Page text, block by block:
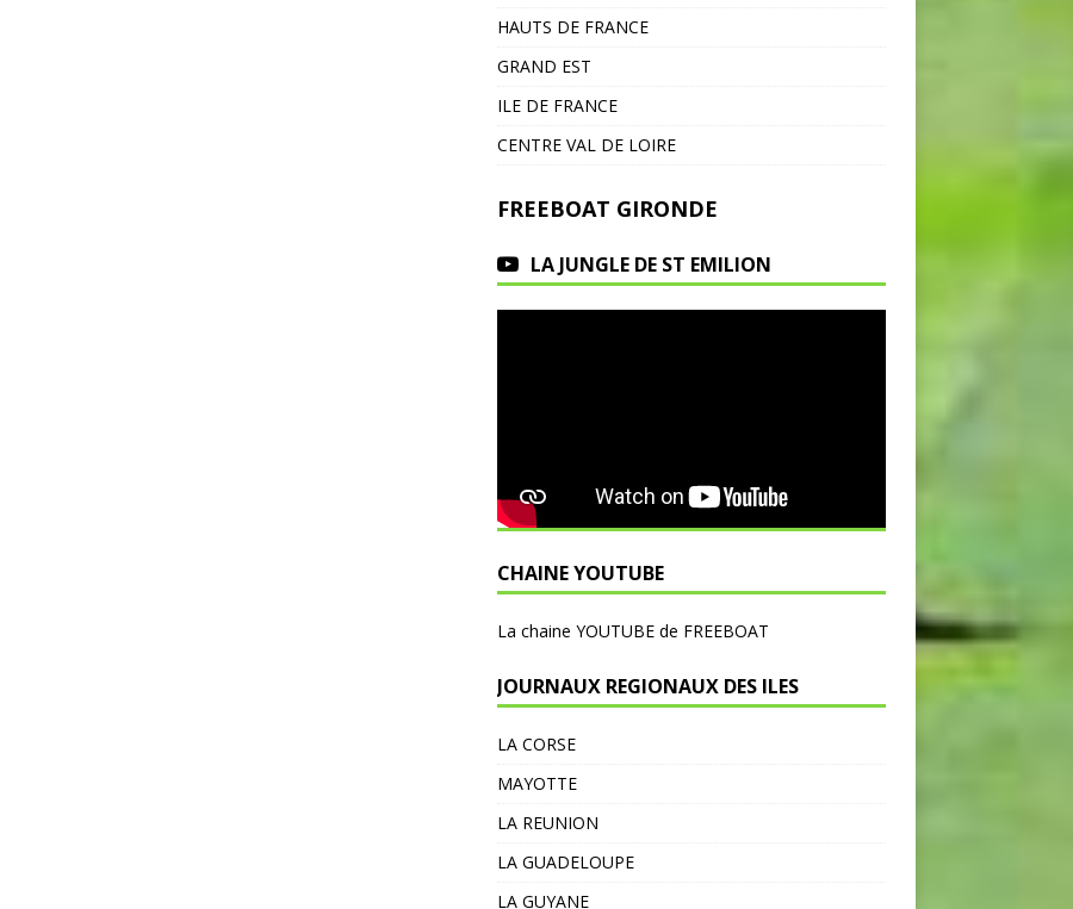
HAUTS DE FRANCE
GRAND EST
ILE DE FRANCE
CENTRE VAL DE LOIRE
FREEBOAT GIRONDE
LA JUNGLE DE ST EMILION
CHAINE YOUTUBE
La chaine YOUTUBE de FREEBOAT
JOURNAUX REGIONAUX DES ILES
LA CORSE
MAYOTTE
LA REUNION
LA GUADELOUPE
LA GUYANE